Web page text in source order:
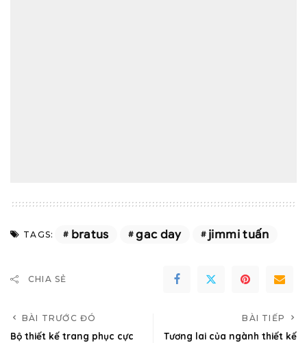
TAGS: bratus gac day jimmi tuấn
CHIA SẺ
BÀI TRƯỚC ĐÓ
Bộ thiết kế trang phục cực
BÀI TIẾP
Tương lai của ngành thiết kế